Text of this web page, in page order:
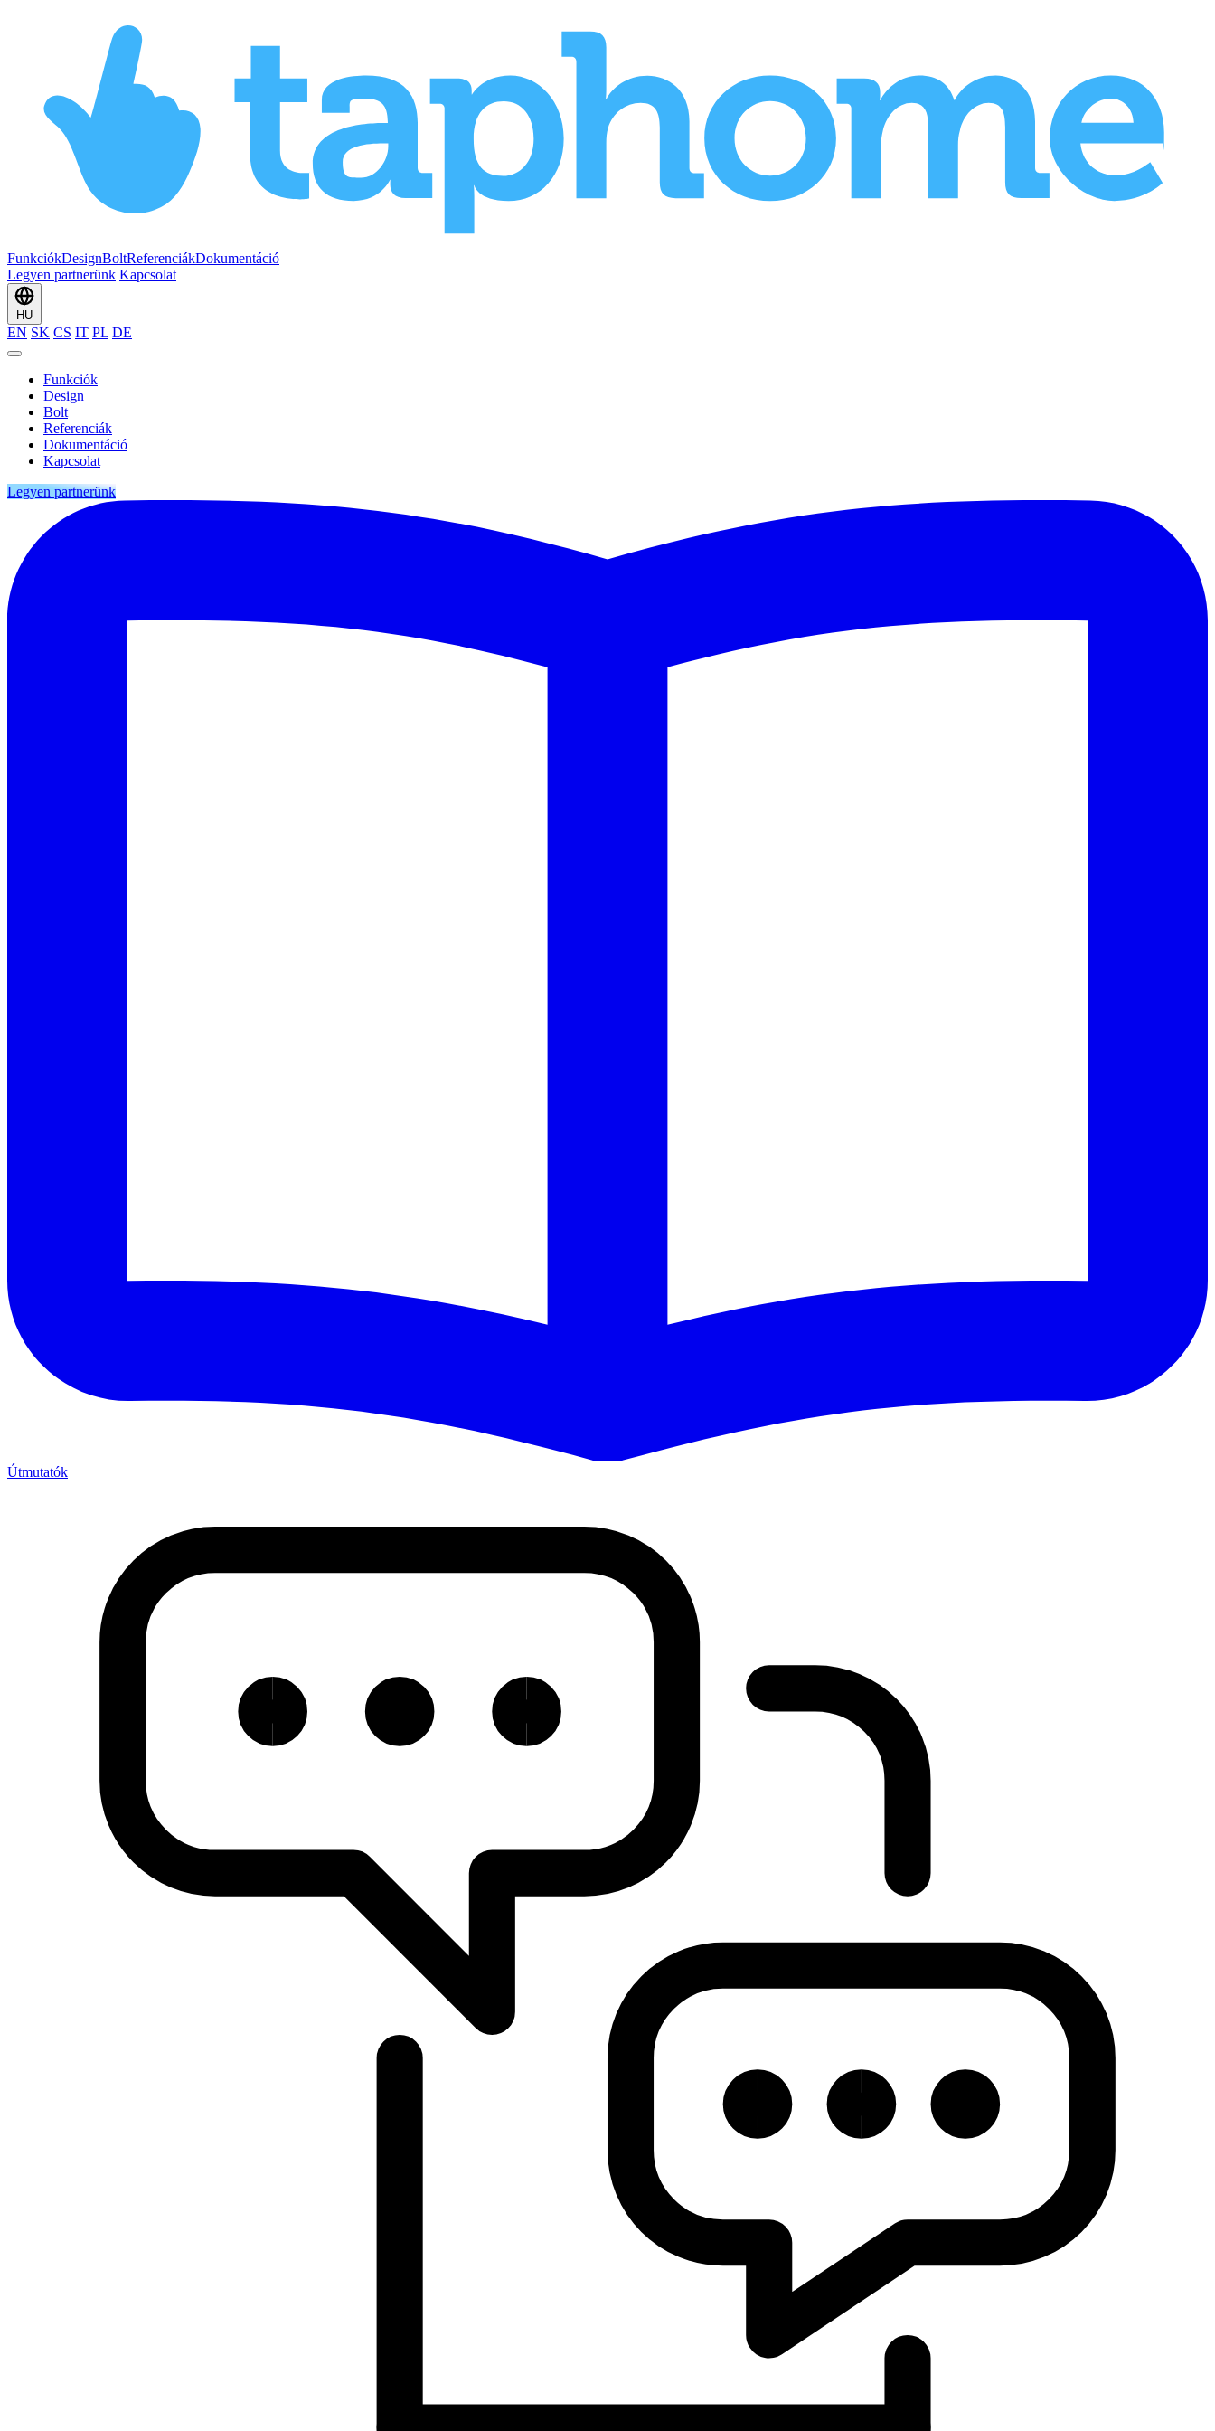
FunkciókDesignBoltReferenciákDokumentáció
Legyen partnerünk Kapcsolat
HU
EN SK CS IT PL DE
Funkciók
Design
Bolt
Referenciák
Dokumentáció
Kapcsolat
Legyen partnerünk
Útmutatók